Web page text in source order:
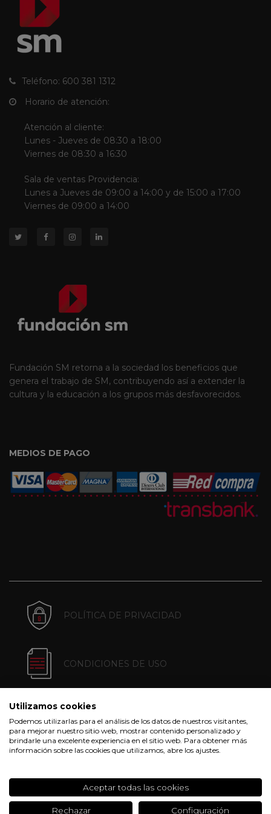
Teléfono: 600 381 1312
Horario de atención:
Atención al cliente:
Lunes - Jueves de 08:30 a 18:00
Viernes de 08:30 a 16:30
Sala de ventas Providencia:
Lunes a Jueves de 09:00 a 14:00 y de 15:00 a 17:00
Viernes de 09:00 a 14:00
Fundación SM retorna a la sociedad los beneficios que
genera el trabajo de SM, contribuyendo así a extender la
cultura y la educación a los grupos más desfavorecidos.
MEDIOS DE PAGO
POLÍTICA DE PRIVACIDAD
CONDICIONES DE USO
Utilizamos cookies
Podemos utilizarlas para el análisis de los datos de nuestros visitantes,
para mejorar nuestro sitio web, mostrar contenido personalizado y
brindarle una excelente experiencia en el sitio web. Para obtener más
información sobre las cookies que utilizamos, abre los ajustes.
Aceptar todas las cookies
Rechazar Configuración